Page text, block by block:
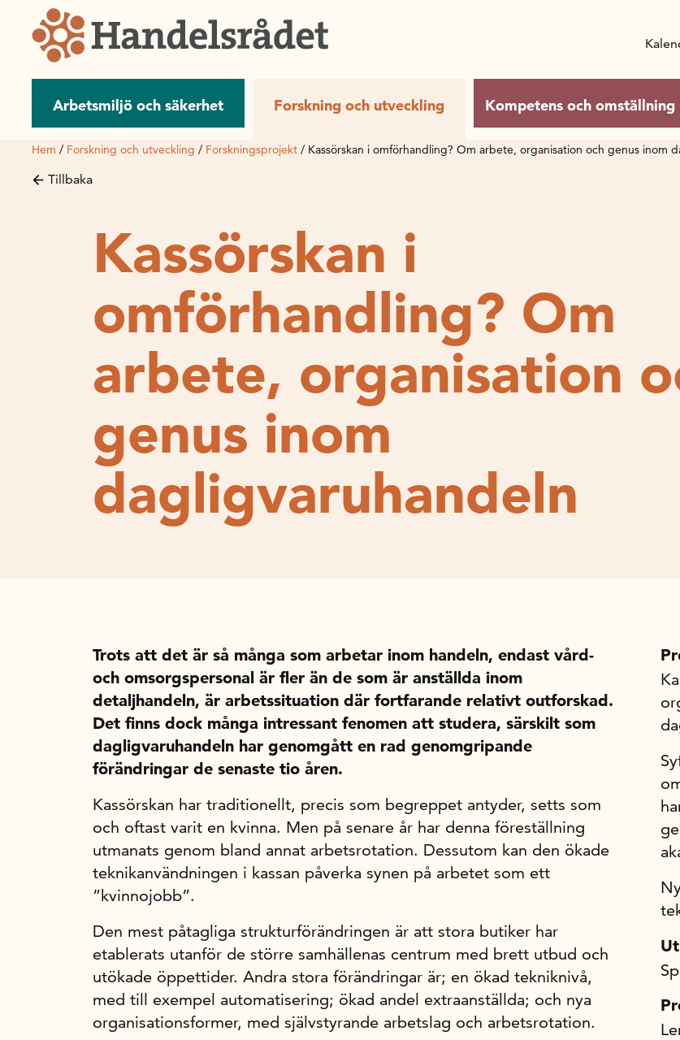
Arbetsmiljö och säkerhet Forskning och utveckling Kompetens och omställning
Hem / Forskning och utveckling / Forskningsprojekt / Kassörskan i omförhandling? Om arbete, organisation och genus inom
Tillbaka
Kassörskan i
omförhandling? Om
arbete, organisation
genus inom
dagligvaruhandeln
Trots att det är så många som arbetar inom handeln, endast vård-
och omsorgspersonal är fler än de som är anställda inom
detaljhandeln, är arbetssituation där fortfarande relativt outforskad.
Det finns dock många intressant fenomen att studera, särskilt som
dagligvaruhandeln har genomgått en rad genomgripande
förändringar de senaste tio åren.
Kassörskan har traditionellt, precis som begreppet antyder, setts som
och oftast varit en kvinna. Men på senare år har denna föreställning
utmanats genom bland annat arbetsrotation. Dessutom kan den ökade
teknikanvändningen i kassan påverka synen på arbetet som ett
”kvinnojobb”.
Den mest påtagliga strukturförändringen är att stora butiker har
etablerats utanför de större samhällenas centrum med brett utbud och
utökade öppettider. Andra stora förändringar är; en ökad tekniknivå,
med till exempel automatisering; ökad andel extraanställda; och nya
organisationsformer, med självstyrande arbetslag och arbetsrotation.